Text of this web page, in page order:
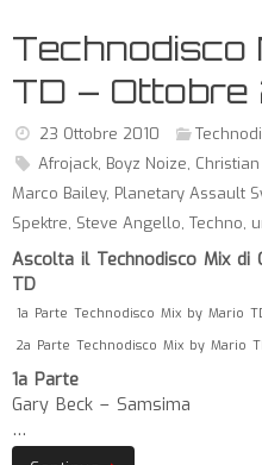
Technodisco
TD –
23 Ottobre 2010
Afrojack, Boyz Noize,
Marco Bailey, Planetary Assault
Spektre, Steve Angello, Techno,
Ascolta il Technodisco Mix
TD
1a Parte Technodisco Mix by Mario
2a Parte Technodisco Mix by Mario
1a Parte
Gary Beck – Samsima
…